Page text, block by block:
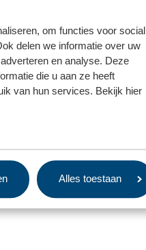
om functies voor social
delen we informatie over uw
en analyse. Deze
die u aan ze heeft
van hun services. Bekijk hier
Alles toestaan